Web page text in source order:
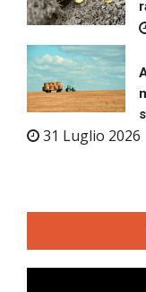
31 Luglio 2026